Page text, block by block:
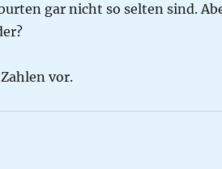
gar nicht so selten sind.
vor.